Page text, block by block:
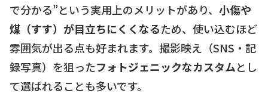
で分かる”という実用上のメリットがあり、 小傷や
煤（すす）が目立ちにくくなるため、使い込むほど
雰囲気が出る点も好まれます。撮影映え（SNS・記
録写真）を狙ったフォトジェニックなカスタムとし
て選ばれることも多いです。